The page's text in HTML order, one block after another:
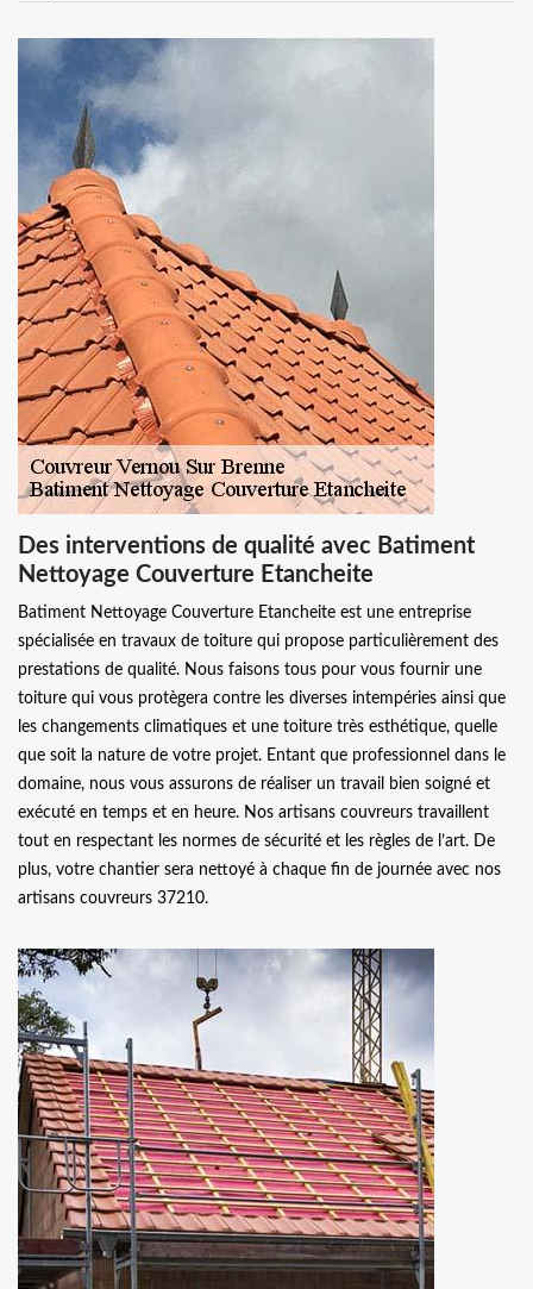
Des interventions de qualité avec Batiment
Nettoyage Couverture Etancheite
Batiment Nettoyage Couverture Etancheite est une entreprise
spécialisée en travaux de toiture qui propose particulièrement des
prestations de qualité. Nous faisons tous pour vous fournir une
toiture qui vous protègera contre les diverses intempéries ainsi que
les changements climatiques et une toiture très esthétique, quelle
que soit la nature de votre projet. Entant que professionnel dans le
domaine, nous vous assurons de réaliser un travail bien soigné et
exécuté en temps et en heure. Nos artisans couvreurs travaillent
tout en respectant les normes de sécurité et les règles de l’art. De
plus, votre chantier sera nettoyé à chaque fin de journée avec nos
artisans couvreurs 37210.